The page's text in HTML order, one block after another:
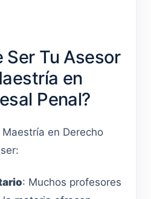
Ser Tu Asesor
en
Penal?
en Derecho
: Muchos profesores